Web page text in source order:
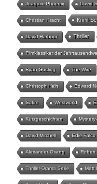
Joaquim Phoenix David
Christian Kracht Krimi-
David Harbour Thriller
Filmklassiker der
Ryan Gosling The Wire
Christoph Hein Edward
Satire Westworld
Kurzgeschichten
David Mitchell Edie Falco
Alexander Osang Robert
Thriller-Drama Serie Matt